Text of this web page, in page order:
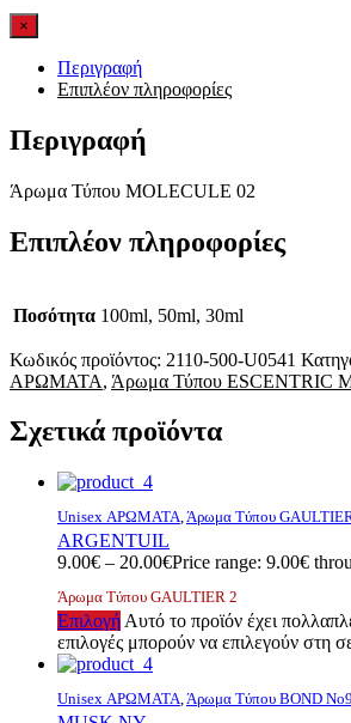
×
Περιγραφή
Επιπλέον πληροφορίες
Περιγραφή
Άρωμα Τύπου MOLECULE 02
Επιπλέον πληροφορίες
Ποσότητα 100ml, 50ml, 30ml
Κωδικός προϊόντος: 2110-500-U0541
ΑΡΩΜΑΤΑ, Άρωμα Τύπου ESCENTRIC
Σχετικά προϊόντα
Unisex ΑΡΩΜΑΤΑ,Άρωμα Τύπου
ARGENTUIL
9.00€ – 20.00€Price range: 9.00€
Άρωμα Τύπου GAULTIER 2
Επιλογή Αυτό το προϊόν έχει
επιλογές μπορούν να επιλεγούν στη
Unisex ΑΡΩΜΑΤΑ,Άρωμα Τύπου BOND No9